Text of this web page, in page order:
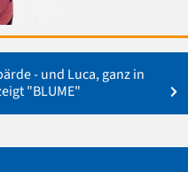
- und Luca, ganz in
"BLUME"